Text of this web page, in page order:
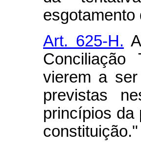
esgotamento
Art. 625-H.
Conciliação
vierem a
previstas
princípios da
constituição."